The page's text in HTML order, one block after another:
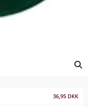
36,95 DKK